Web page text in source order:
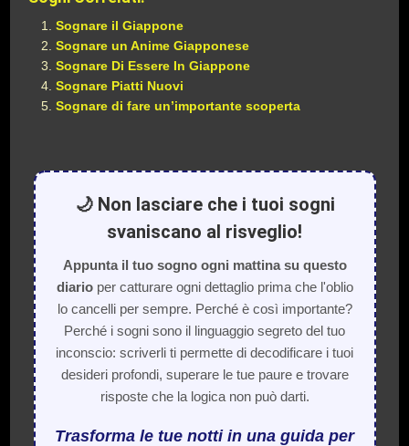
Sognare il Giappone
Sognare un Anime Giapponese
Sognare Di Essere In Giappone
Sognare Piatti Nuovi
Sognare di fare un’importante scoperta
🌙 Non lasciare che i tuoi sogni
svaniscano al risveglio!
Appunta il tuo sogno ogni mattina su questo
diarioper catturare ogni dettaglio prima che l'oblio
lo cancelli per sempre. Perché è così importante?
Perché i sogni sono il linguaggio segreto del tuo
inconscio: scriverli ti permette di decodificare i tuoi
desideri profondi, superare le tue paure e trovare
risposte che la logica non può darti.
Trasforma le tue notti in una guida per